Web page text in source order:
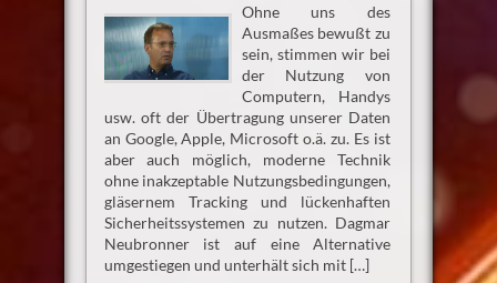
Ohne uns des
Ausmaßes bewußt zu
sein, stimmen wir bei
der Nutzung von
Computern, Handys
usw. oft der Übertragung unserer Daten
an Google, Apple, Microsoft o.ä. zu. Es ist
aber auch möglich, moderne Technik
ohne inakzeptable Nutzungsbedingungen,
gläsernem Tracking und lückenhaften
Sicherheitssystemen zu nutzen. Dagmar
Neubronner ist auf eine Alternative
umgestiegen und unterhält sich mit […]